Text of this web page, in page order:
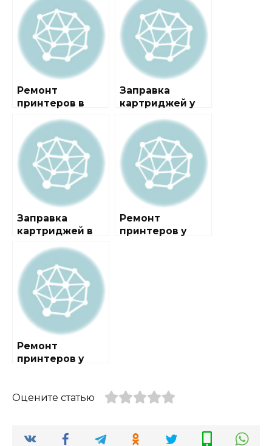
Ремонт
принтеров в
Заправка
картриджей у
Заправка
картриджей в
Ремонт
принтеров у
Ремонт
принтеров у
Оцените статью